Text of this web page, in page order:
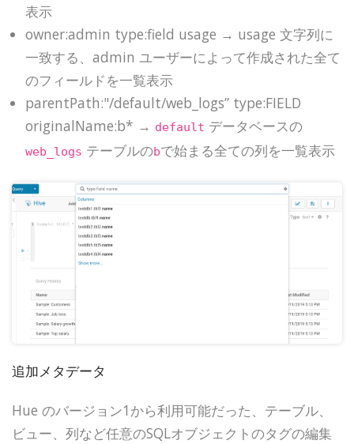
表示
owner:admin type:field usage → usage 文字列に
一致する、admin ユーザーによって作成された全て
のフィールドを一覧表示
parentPath:"/default/web_logs” type:FIELD
originalName:b* → default データベースの
web_logs テーブルのbで始まる全ての列を一覧表示
追加メタデータ
Hue のバージョン1から利用可能だった、テーブル、
ビュー、列など任意のSQLオブジェクトのタグの編集